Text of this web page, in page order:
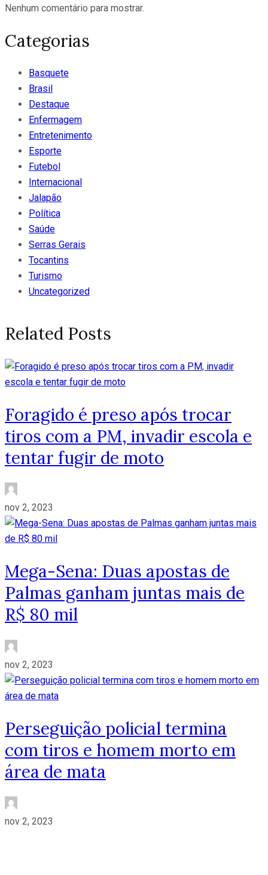
Nenhum comentário para mostrar.
Categorias
Basquete
Brasil
Destaque
Enfermagem
Entretenimento
Esporte
Futebol
Internacional
Jalapão
Política
Saúde
Serras Gerais
Tocantins
Turismo
Uncategorized
Related Posts
Foragido é preso após trocar
tiros com a PM, invadir escola e
tentar fugir de moto
nov 2, 2023
Mega-Sena: Duas apostas de
Palmas ganham juntas mais de
R$ 80 mil
nov 2, 2023
Perseguição policial termina
com tiros e homem morto em
área de mata
nov 2, 2023